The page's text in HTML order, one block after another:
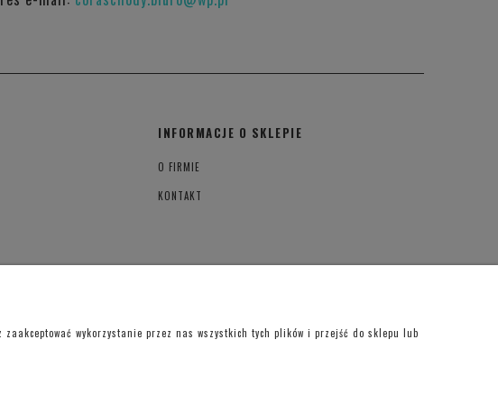
INFORMACJE O SKLEPIE
O FIRMIE
KONTAKT
wykorzystanie przez nas wszystkich tych plików i przejść do sklepu lub